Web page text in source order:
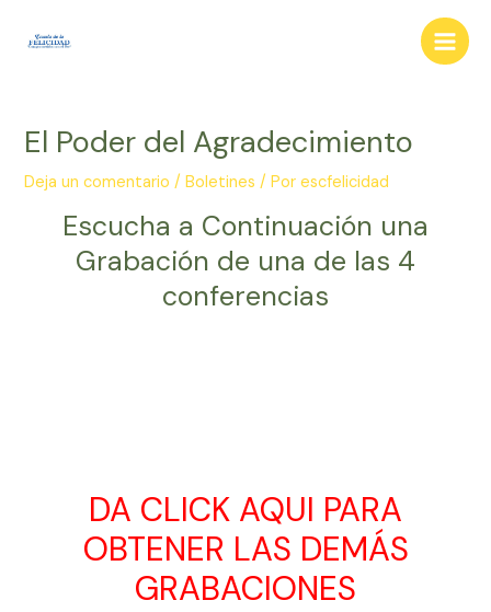
Main
El Poder del Agradecimiento
Deja un comentario /Boletines / Porescfelicidad
Escucha a Continuación una
Grabación de una de las 4
conferencias
DA CLICK AQUI PARA
OBTENER LAS DEMÁS
GRABACIONES